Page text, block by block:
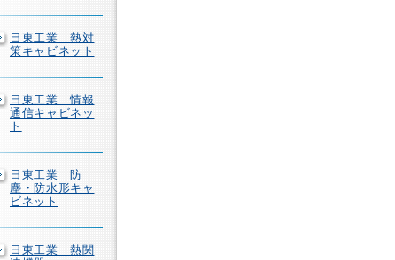
日東工業 熱対
策キャビネット
日東工業 情報
通信キャビネッ
ト
日東工業 防
塵・防水形キャ
ビネット
日東工業 熱関